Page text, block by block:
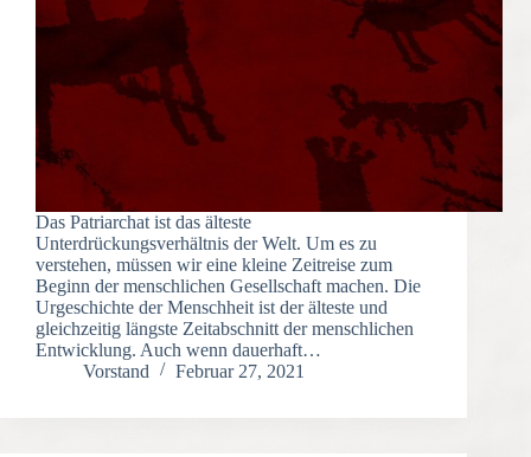
Das Patriarchat ist das älteste
Unterdrückungsverhältnis der Welt. Um es zu
verstehen, müssen wir eine kleine Zeitreise zum
Beginn der menschlichen Gesellschaft machen. Die
Urgeschichte der Menschheit ist der älteste und
gleichzeitig längste Zeitabschnitt der menschlichen
Entwicklung. Auch wenn dauerhaft…
Vorstand
Februar 27, 2021